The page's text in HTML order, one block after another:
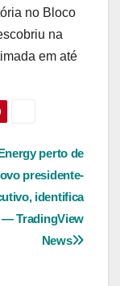
no Bloco
na
em até
perto de
presidente-
identifica
TradingView
News